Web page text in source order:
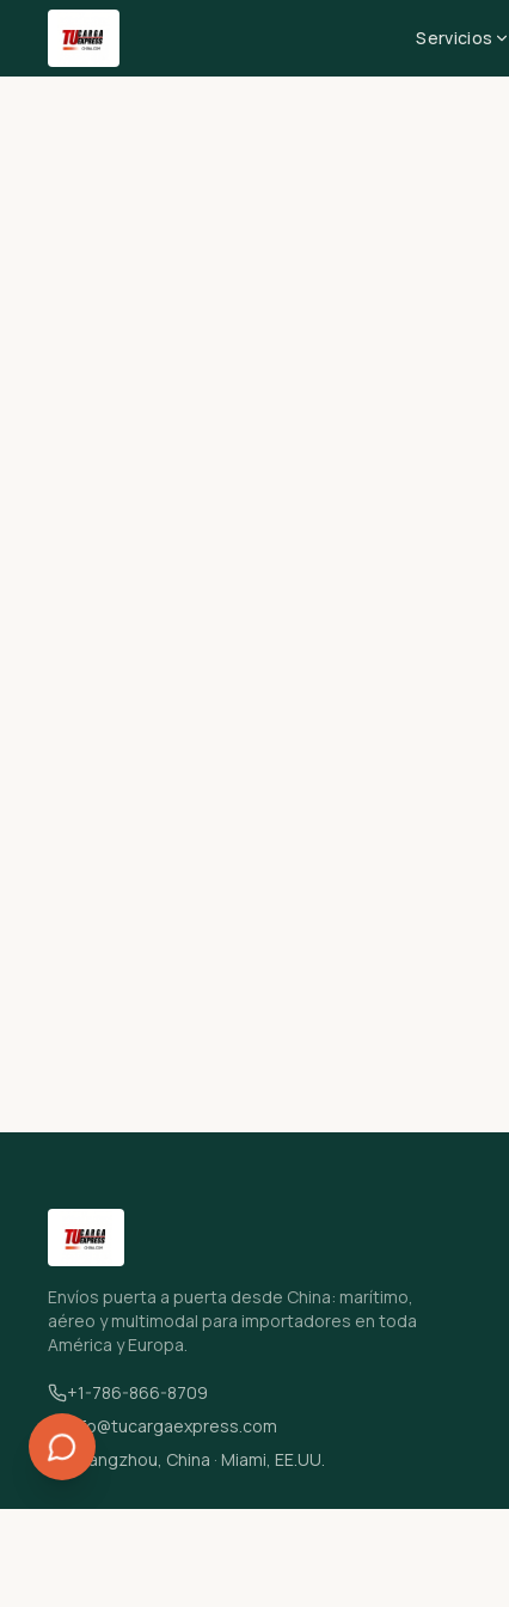
Servicios
Envíos puerta a puerta desde China: marítimo,
aéreo y multimodal para importadores en toda
América y Europa.
+1-786-866-8709
info@tucargaexpress.com
Guangzhou, China · Miami, EE.UU.